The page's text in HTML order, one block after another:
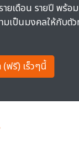
ยเดือน รายปี พร้อ
มเป็นมงคลให้กับตัว
ฟรี) เร็วๆนี้